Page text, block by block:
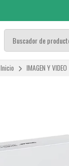
Inicio IMAGEN Y VIDEO